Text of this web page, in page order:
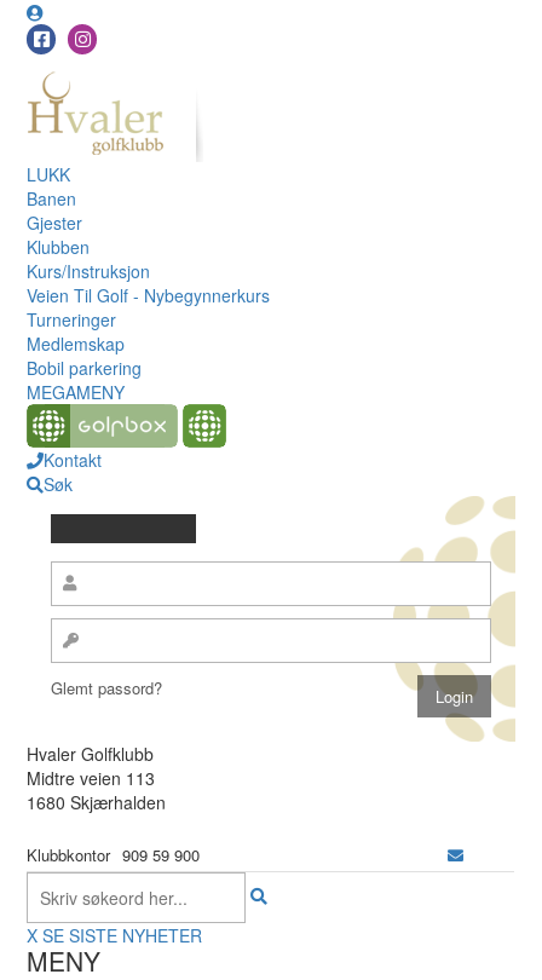
LUKK
Banen
Gjester
Klubben
Kurs/Instruksjon
Veien Til Golf - Nybegynnerkurs
Turneringer
Medlemskap
Bobil parkering
MEGAMENY
Kontakt
Søk
Glemt passord?
Hvaler Golfklubb
Midtre veien 113
1680 Skjærhalden
Klubbkontor 909 59 900
X SE SISTE NYHETER
MENY